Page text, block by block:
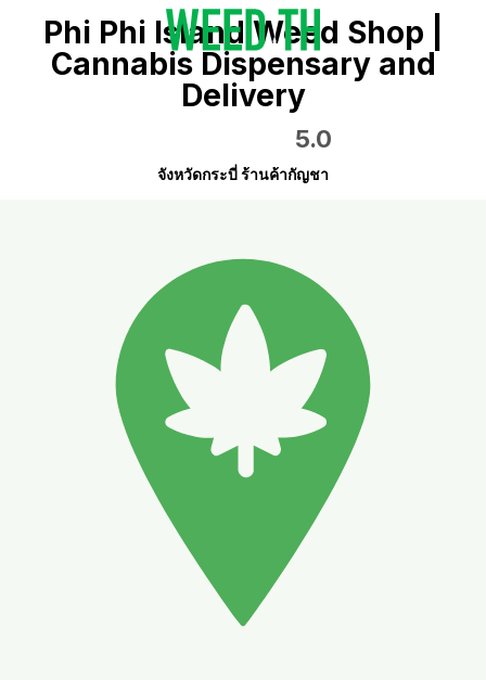
Phi Phi Island Weed Shop |
Cannabis Dispensary and
Delivery
5.0
จังหวัดกระบี่ ร้านค้ากัญชา